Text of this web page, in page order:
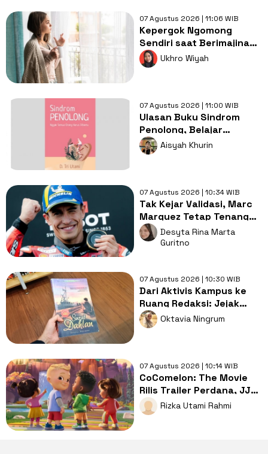
07 Agustus 2026 | 11:06 WIB
Kepergok Ngomong
Sendiri saat Berimajinasi,
Pernah Mengalaminya
Juga?
Ukhro Wiyah
07 Agustus 2026 | 11:00 WIB
Ulasan Buku Sindrom
Penolong, Belajar
Berkata Tidak Tanpa
Rasa Bersalah
Aisyah Khurin
07 Agustus 2026 | 10:34 WIB
Tak Kejar Validasi, Marc
Marquez Tetap Tenang
dengan 7 Gelar Juara
Dunia
Desyta Rina Marta
Guritno
07 Agustus 2026 | 10:30 WIB
Dari Aktivis Kampus ke
Ruang Redaksi: Jejak
Perjuangan dalam Surat
Dahlan
Oktavia Ningrum
07 Agustus 2026 | 10:14 WIB
CoComelon: The Movie
Rilis Trailer Perdana, JJ
Cs Siap Berpetualang
Rizka Utami Rahmi